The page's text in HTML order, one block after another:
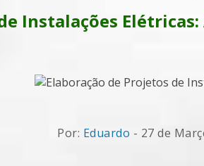
Instalações
Por: Eduardo - 27 de